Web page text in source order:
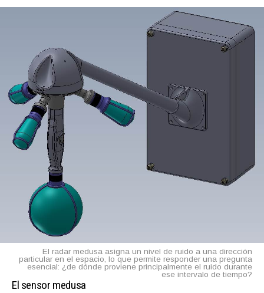
El radar medusa asigna un nivel de ruido a una dirección
particular en el espacio, lo que permite responder una pregunta
esencial: ¿de dónde proviene principalmente el ruido durante
ese intervalo de tiempo?
El sensor medusa